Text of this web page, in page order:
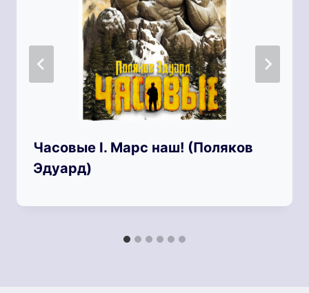
Часовые I. Марс наш! (Поляков
Эдуард)